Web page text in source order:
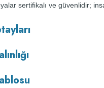
sertifikalı ve güvenlidir;
Kalınlığı :
programda maksimum 30
ısıda ve tersten ütülenir.